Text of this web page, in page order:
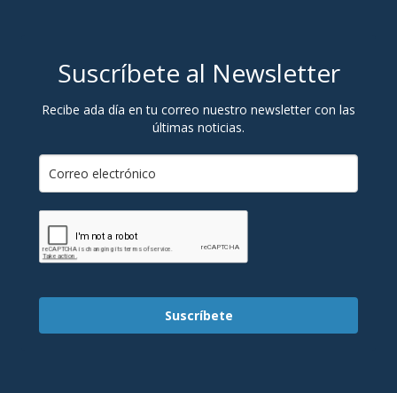
Suscríbete al Newsletter
Recibe ada día en tu correo nuestro newsletter con las
últimas noticias.
Suscríbete